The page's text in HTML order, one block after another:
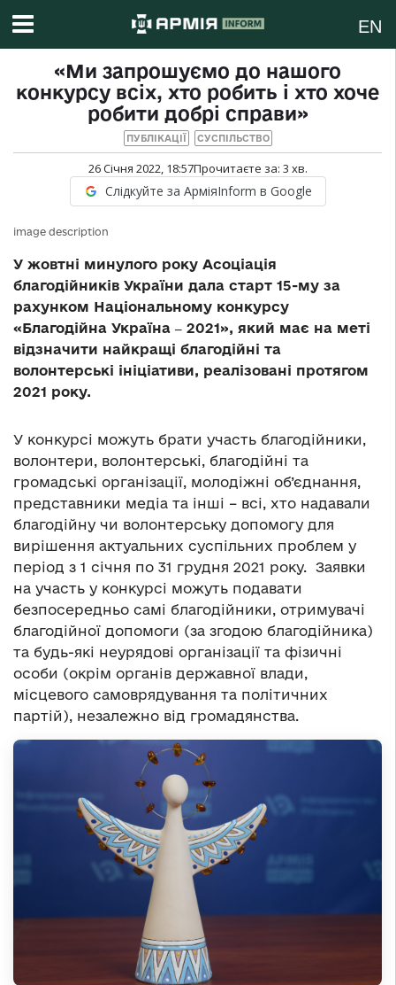
EN
«Ми запрошуємо до нашого
конкурсу всіх, хто робить і хто хоче
робити добрі справи»
ПУБЛІКАЦІЇ СУСПІЛЬСТВО
26 Січня 2022, 18:57Прочитаєте за: 3 хв.
Слідкуйте за АрміяInform в Google
image description
У жовтні минулого року Асоціація
благодійників України дала старт 15-му за
рахунком Національному конкурсу
«Благодійна Україна ‒ 2021», який має на меті
відзначити найкращі благодійні та
волонтерські ініціативи, реалізовані протягом
2021 року.
У конкурсі можуть брати участь благодійники,
волонтери, волонтерські, благодійні та
громадські організації, молодіжні об’єднання,
представники медіа та інші – всі, хто надавали
благодійну чи волонтерську допомогу для
вирішення актуальних суспільних проблем у
період з 1 січня по 31 грудня 2021 року. Заявки
на участь у конкурсі можуть подавати
безпосередньо самі благодійники, отримувачі
благодійної допомоги (за згодою благодійника)
та будь-які неурядові організації та фізичні
особи (окрім органів державної влади,
місцевого самоврядування та політичних
партій), незалежно від громадянства.